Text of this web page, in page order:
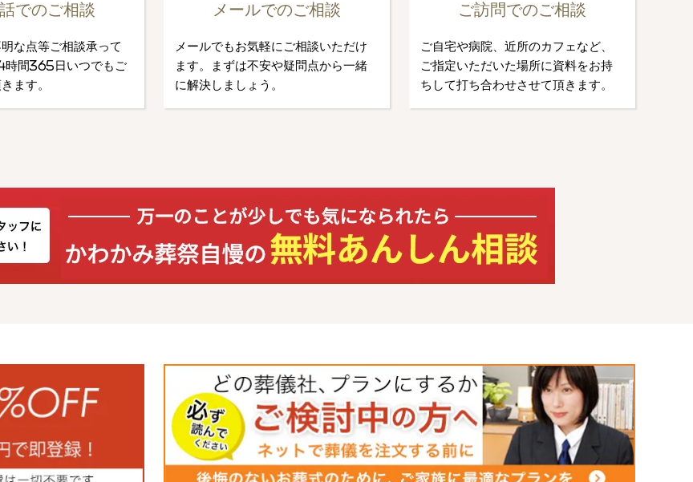
でのご相談
な点等ご相談承って
時間365日いつでもご
ます。
メールでのご相談
メールでもお気軽にご相談いただけ
ます。まずは不安や疑問点から一緒
に解決しましょう。
ご訪問でのご相談
ご自宅や病院、近所のカフェなど、
ご指定いただいた場所に資料をお持
ちして打ち合わせさせて頂きます。